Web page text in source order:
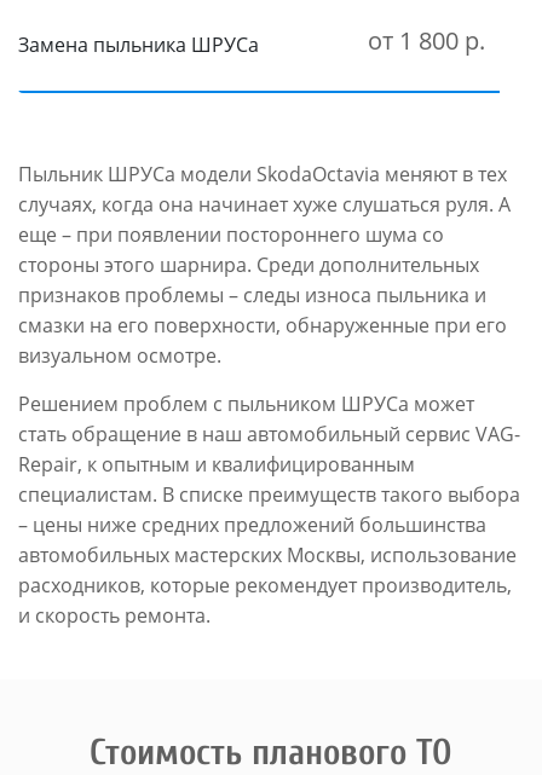
Замена пыльника ШРУСа от 1 800 р.
Пыльник ШРУСа модели SkodaOctavia меняют в тех
случаях, когда она начинает хуже слушаться руля. А
еще – при появлении постороннего шума со
стороны этого шарнира. Среди дополнительных
признаков проблемы – следы износа пыльника и
смазки на его поверхности, обнаруженные при его
визуальном осмотре.
Решением проблем с пыльником ШРУСа может
стать обращение в наш автомобильный сервис VAG-
Repair, к опытным и квалифицированным
специалистам. В списке преимуществ такого выбора
– цены ниже средних предложений большинства
автомобильных мастерских Москвы, использование
расходников, которые рекомендует производитель,
и скорость ремонта.
Стоимость планового ТО